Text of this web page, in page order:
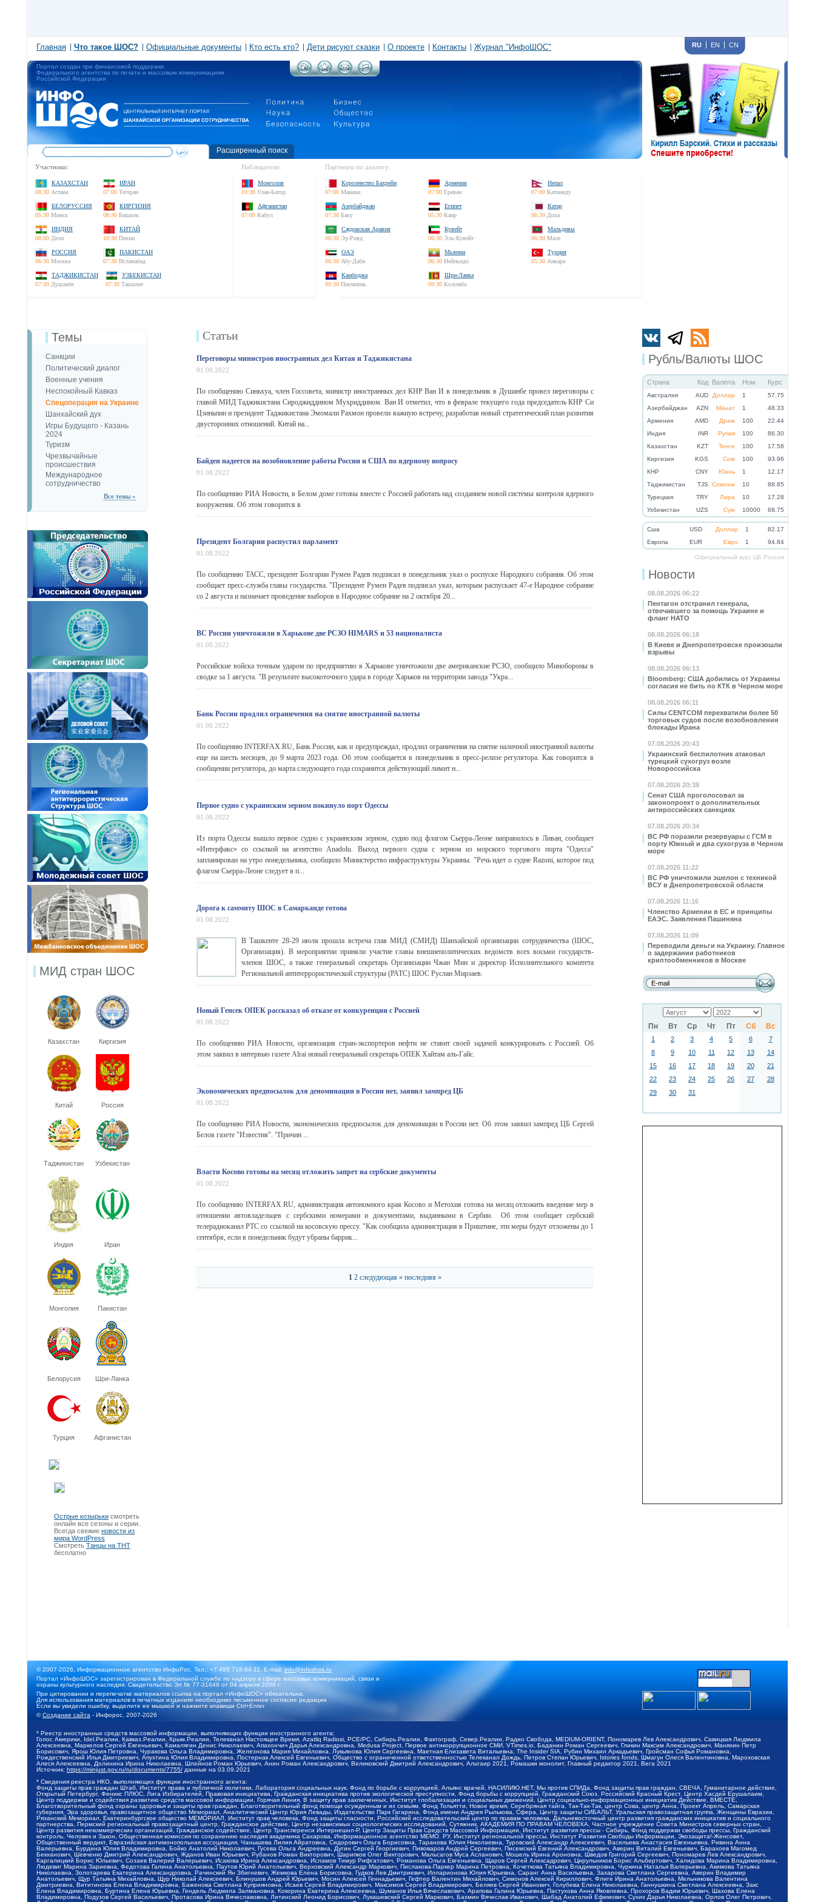
Главная Что такое ШОС? Официальные документы Кто есть кто? Дети рисуют сказки О проекте Контакты Журнал "ИнфоШОС" RU EN CN
Портал создан при финансовой поддержке
Федерального агентства по печати и массовым коммуникациям
Российской Федерации
Расширенный поиск
Участники:
КАЗАХСТАН
08:30 Астана
ИРАН
07:00 Тегеран
БЕЛОРУССИЯ
05:30 Минск
КИРГИЗИЯ
08:30 Бишкек
ИНДИЯ
08:00 Дели
КИТАЙ
10:30 Пекин
РОССИЯ
06:30 Москва
ПАКИСТАН
07:30 Исламабад
ТАДЖИКИСТАН
07:30 Душанбе
УЗБЕКИСТАН
07:30 Ташкент
Наблюдатели:
Монголия
10:30 Улан-Батор
Афганистан
07:00 Кабул
Партнеры по диалогу:
Королевство Бахрейн
07:00 Манама
Армения
07:00 Ереван
Непал
07:00 Катманду
Азербайджан
07:30 Баку
Египет
05:30 Каир
Катар
06:30 Доха
Саудовская Аравия
06:30 Эр-Рияд
Кувейт
06:30 Эль-Кувейт
Мальдивы
06:30 Мале
ОАЭ
06:30 Абу-Даби
Мьянма
06:30 Нейпьидо
Турция
05:30 Анкара
Камбоджа
09:30 Пномпень
Шри-Ланка
09:30 Коломбо
Рубль/Валюты ШОС
Страна Код Валюта Ном. Курс
Австралия AUD Доллар 1
57.75
Азербайджан
AZN Манат 1
48.33
Армения
AMD Драм 100
22.44
Индия
INR Рупия 100
86.30
Казахстан
KZT Тенге 100
17.58
Киргизия
KGS Сом 100
93.96
КНР
CNY Юань 1
12.17
Таджикистан
TJS Сомони 10
88.85
Турецкая
TRY Лира 10
17.28
Узбекистан
UZS Сум 10000 68.75
Cша USD Доллар 1
82.17
Eвропа
EUR Евро 1 94.84
Официальный курс ЦБ России
Новости
08.08.2026 06:22
Пентагон отстранил генерала,
отвечавшего за помощь Украине и
фланг НАТО
08.08.2026 06:18
В Киеве и Днепропетровске произошли
взрывы
08.08.2026 06:13
Bloomberg: США добились от Украины
согласия не бить по КТК в Черном море
08.08.2026 06:11
Силы CENTCOM перехватили более 50
торговых судов после возобновления
блокады Ирана
07.08.2026 20:43
Украинский беспилотник атаковал
турецкий сухогруз возле
Новороссийска
07.08.2026 20:38
Сенат США проголосовал за
законопроект о дополнительных
антироссийских санкциях
07.08.2026 20:34
ВС РФ поразили резервуары с ГСМ в
порту Южный и два сухогруза в Черном
море
07.08.2026 11:22
ВС РФ уничтожили эшелон с техникой
ВСУ в Днепропетровской области
07.08.2026 11:16
Членство Армении в ЕС и принципы
ЕАЭС. Заявления Пашиняна
07.08.2026 11:09
Переводили деньги на Украину. Главное
о задержании работников
криптообменников в Москве
Пн Вт Ср Чт Пт Сб Вс
1 2 3 4 5 6
7
8
9 10 11 12 13
14
15
16 17 18 19 20
21
22
23 24 25 26 27
28
29
30 31
Темы
Санкции
Политический диалог
Военные учения
Неспокойный Кавказ
Спецоперация на Украине
Шанхайский дух
Игры Будущего - Казань
2024
Туризм
Чрезвычайные
происшествия
Международное
сотрудничество
Все темы »
МИД стран ШОС
Казахстан Киргизия
Китай Россия
Таджикистан Узбекистан
Индия Иран
Монголия Пакистан
Белорусия Шри-Ланка
Турция Афганистан
Острые козырьки смотреть
онлайн все сезоны и серии.
Всегда свежие новости из
мира WordPress
Смотреть Танцы на ТНТ
бесплатно
Статьи
Переговоры министров иностранных дел Китая и Таджикистана
01.08.2022
По сообщению Синьхуа, член Госсовета, министр иностранных дел КНР Ван И в понедельник в Душанбе провел переговоры с
главой МИД Таджикистана Сироджиддином Мухриддином. Ван И отметил, что в феврале текущего года председатель КНР Си
Цзиньпин и президент Таджикистана Эмомали Рахмон провели важную встречу, разработав новый стратегический план развития
двусторонних отношений. Китай на...
Байден надеется на возобновление работы России и США по ядерному вопросу
01.08.2022
По сообщению РИА Новости, в Белом доме готовы вместе с Россией работать над созданием новой системы контроля ядерного
вооружения. Об этом говорится в
Президент Болгарии распустил парламент
01.08.2022
По сообщению ТАСС, президент Болгарии Румен Радев подписал в понедельник указ о роспуске Народного собрания. Об этом
сообщает пресс-служба главы государства. "Президент Румен Радев подписал указ, которым распускает 47-е Народное собрание
со 2 августа и назначает проведение выборов в Народное собрание на 2 октября 20...
ВС России уничтожили в Харькове две РСЗО HIMARS и 53 националиста
01.08.2022
Российские войска точным ударом по предприятию в Харькове уничтожили две американские РСЗО, сообщило Минобороны в
сводке за 1 августа. "В результате высокоточного удара в городе Харьков на территории завода "Укра...
Банк России продлил ограничения на снятие иностранной валюты
01.08.2022
По сообщению INTERFAX.RU, Банк России, как и предупреждал, продлил ограничения на снятие наличной иностранной валюты
еще на шесть месяцев, до 9 марта 2023 года. Об этом сообщается в понедельник в пресс-релизе регулятора. Как говорится в
сообщении регулятора, до марта следующего года сохранится действующий лимит н...
Первое судно с украинским зерном покинуло порт Одессы
01.08.2022
Из порта Одессы вышло первое судно с украинским зерном, судно под флагом Сьерра-Леоне направилось в Ливан, сообщает
«Интерфакс» со ссылкой на агентство Anadolu. Выход первого судна с зерном из морского торгового порта "Одесса"
запланирован на утро понедельника, сообщило Министерство инфраструктуры Украины. "Речь идет о судне Razoni, которое под
флагом Сьерра-Леоне следует в п...
Дорога к саммиту ШОС в Самарканде готова
01.08.2022
В Ташкенте 28-29 июля прошла встреча глав МИД (СМИД) Шанхайской организации сотрудничества (ШОС,
Организация). В мероприятии приняли участие главы внешнеполитических ведомств всех восьми государств-
членов ШОС, а также генеральный секретарь Организации Чжан Мин и директор Исполнительного комитета
Региональной антитеррористической структуры (РАТС) ШОС Руслан Мирзаев.
Новый Генсек ОПЕК рассказал об отказе от конкуренции с Россией
01.08.2022
По сообщению РИА Новости, организация стран-экспортеров нефти не ставит своей задачей конкурировать с Россией. Об
этом заявил в интервью газете Alrai новый генеральный секретарь ОПЕК Хайтам аль-Гайс.
Экономических предпосылок для деноминации в России нет, заявил зампред ЦБ
01.08.2022
По сообщению РИА Новости, экономических предпосылок для деноминации в России нет. Об этом заявил зампред ЦБ Сергей
Белов газете "Известия". "Причин ...
Власти Косово готовы на месяц отложить запрет на сербские документы
01.08.2022
По сообщению INTERFAX.RU, администрация автономного края Косово и Метохия готова на месяц отложить введение мер в
отношении автовладельцев с сербскими номерами и документами, выданными в Сербии. Об этом сообщает сербский
телерадиоканал РТС со ссылкой на косовскую прессу. "Как сообщила администрация в Приштине, эти меры будут отложены до 1
сентября, если в понедельник будут убраны баррик...
1 2 следудющая » последняя »
© 2007-2026, Информационное агентство ИнфоРос. Тел.: +7 495 718-84-11, E-mail:info@infoshos.ru
Портал «ИнфоШОС» зарегистрирован в Федеральной службе по надзору в сфере массовых коммуникаций, связи и
охраны культурного наследия. Свидетельство Эл № 77-31649 от 04 апреля 2008 г.
При цитировании и перепечатке материалов ссылка на портал «ИнфоШОС» обязательна.
Для использования материалов в печатных изданиях необходимо письменное согласие редакции
Если вы увидели ошибку, выделите ее мышкой и нажмите клавиши Ctrl+Enter
©Создание сайта - Инфорос, 2007-2026
* Реестр иностранных средств массовой информации, выполняющих функции иностранного агента:
Голос Америки, Idel.Реалии, Кавказ.Реалии, Крым.Реалии, Телеканал Настоящее Время, Azatliq Radiosi, PCE/PC, Сибирь.Реалии, Фактограф, Север.Реалии, Радио Свобода, MEDIUM-ORIENT, Пономарев Лев Александрович, Савицкая Людмила
Алексеевна, Маркелов Сергей Евгеньевич, Камалягин Денис Николаевич, Апахончич Дарья Александровна, Medusa Project, Первое антикоррупционное СМИ, VTimes.io, Баданин Роман Сергеевич, Гликин Максим Александрович, Маняхин Петр
Борисович, Ярош Юлия Петровна, Чуракова Ольга Владимировна, Железнова Мария Михайловна, Лукьянова Юлия Сергеевна, Маетная Елизавета Витальевна, The Insider SIA, Рубин Михаил Аркадьевич, Гройсман Софья Романовна,
Рождественский Илья Дмитриевич, Апухтина Юлия Владимировна, Постернак Алексей Евгеньевич, Общество с ограниченной ответственностью Телеканал Дождь, Петров Степан Юрьевич, Istories fonds, Шмагун Олеся Валентиновна, Мароховская
Алеся Алексеевна, Долинина Ирина Николаевна, Шлейнов Роман Юрьевич, Анин Роман Александрович, Великовский Дмитрий Александрович, Альтаир 2021, Ромашки монолит, Главный редактор 2021, Вега 2021
Источник: https://minjust.gov.ru/ru/documents/7755/ данные на 03.09.2021
* Сведения реестра НКО, выполняющих функции иностранного агента:
Фонд защиты прав граждан Штаб, Институт права и публичной политики, Лаборатория социальных наук, Фонд по борьбе с коррупцией, Альянс врачей, НАСИЛИЮ.НЕТ, Мы против СПИДа, Фонд защиты прав граждан, СВЕЧА, Гуманитарное действие,
Открытый Петербург, Феникс ПЛЮС, Лига Избирателей, Правовая инициатива, Гражданская инициатива против экологической преступности, Фонд борьбы с коррупцией, Гражданский Союз, Российский Красный Крест, Центр Хасдей Ерушалаим,
Центр поддержки и содействия развитию средств массовой информации, Горячая Линия, В защиту прав заключенных, Институт глобализации и социальных движений, Центр социально-информационных инициатив Действие, ВМЕСТЕ,
Благотворительный фонд охраны здоровья и защиты прав граждан, Благотворительный фонд помощи осужденным и их семьям, Фонд Тольятти, Новое время, Серебряная тайга, Так-Так-Так, центр Сова, центр Анна, Проект Апрель, Самарская
губерния, Эра здоровья, правозащитное общество Мемориал, Аналитический Центр Юрия Левады, Издательство Парк Гагарина, Фонд имени Андрея Рылькова, Сфера, Центр защиты СИБАЛЬТ, Уральская правозащитная группа, Женщины Евразии,
Рязанский Мемориал, Екатеринбургское общество МЕМОРИАЛ, Институт прав человека, Фонд защиты гласности, Российский исследовательский центр по правам человека, Дальневосточный центр развития гражданских инициатив и социального
партнерства, Пермский региональный правозащитный центр, Гражданское действие, Центр независимых социологических исследований, Сутяжник, АКАДЕМИЯ ПО ПРАВАМ ЧЕЛОВЕКА, Частное учреждение Совета Министров северных стран,
Центр развития некоммерческих организаций, Гражданское содействие, Центр Трансперенси Интернешнл-Р, Центр Защиты Прав Средств Массовой Информации, Институт развития прессы - Сибирь, Фонд поддержки свободы прессы, Гражданский
контроль, Человек и Закон, Общественная комиссия по сохранению наследия академика Сахарова, Информационное агентство МЕМО. РУ, Институт региональной прессы, Институт Развития Свободы Информации, Экозащита!-Женсовет,
Общественный вердикт, Евразийская антимонопольная ассоциация, Чанышева Лилия Айратовна, Сидорович Ольга Борисовна, Таранова Юлия Николаевна, Туровский Александр Алексеевич, Васильева Анастасия Евгеньевна, Ривина Анна
Валерьевна, Бурдина Юлия Владимировна, Бойко Анатолий Николаевич, Гусева Ольга Андреевна, Дугин Сергей Георгиевич, Пивоваров Андрей Сергеевич, Писемский Евгений Александрович, Аверин Виталий Евгеньевич, Барахоев Магомед
Бекханович, Шевченко Дмитрий Александрович, Жданов Иван Юрьевич, Рубанов Роман Викторович, Шарипков Олег Викторович, Мальсагов Муса Асланович, Мошель Ирина Ароновна, Шведов Григорий Сергеевич, Пономарев Лев Александрович,
Каргалицкий Борис Юльевич, Созаев Валерий Валерьевич, Исакова Ирина Александровна, Исламов Тимур Рифгатович, Романова Ольга Евгеньевна, Щаров Сергей Алексадрович, Цирульников Борис Альбертович, Халидова Марина Владимировна,
Людевиг Марина Зариевна, Федотова Галина Анатольевна, Паутов Юрий Анатольевич, Верховский Александр Маркович, Пислакова-Паркер Марина Петровна, Кочеткова Татьяна Владимировна, Чуркина Наталья Валерьевна, Акимова Татьяна
Николаевна, Золотарева Екатерина Александровна, Рачинский Ян Збигневич, Жемкова Елена Борисовна, Гудков Лев Дмитриевич, Илларионова Юлия Юрьевна, Саранг Анна Васильевна, Захарова Светлана Сергеевна, Аверин Владимир
Анатольевич, Щур Татьяна Михайловна, Щур Николай Алексеевич, Блинушов Андрей Юрьевич, Мосин Алексей Геннадьевич, Гефтер Валентин Михайлович, Симонов Алексей Кириллович, Флиге Ирина Анатольевна, Мельникова Валентина
Дмитриевна, Вититинова Елена Владимировна, Баженова Светлана Куприяновна, Исаев Сергей Владимирович, Максимов Сергей Владимирович, Беляев Сергей Иванович, Голубева Елена Николаевна, Ганнушкина Светлана Алексеевна, Закс
Елена Владимировна, Буртина Елена Юрьевна, Гендель Людмила Залмановна, Кокорина Екатерина Алексеевна, Шуманов Илья Вячеславович, Арапова Галина Юрьевна, Пастухова Анна Яковлевна, Прохоров Вадим Юрьевич, Шахова Елена
Владимировна, Подузов Сергей Васильевич, Протасова Ирина Вячеславовна, Литинский Леонид Борисович, Лукашевский Сергей Маркович, Бахмин Вячеслав Иванович, Шабад Анатолий Ефимович, Сухих Дарья Николаевна, Орлов Олег Петрович,